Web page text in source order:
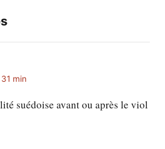
min
suédoise avant ou après le viol